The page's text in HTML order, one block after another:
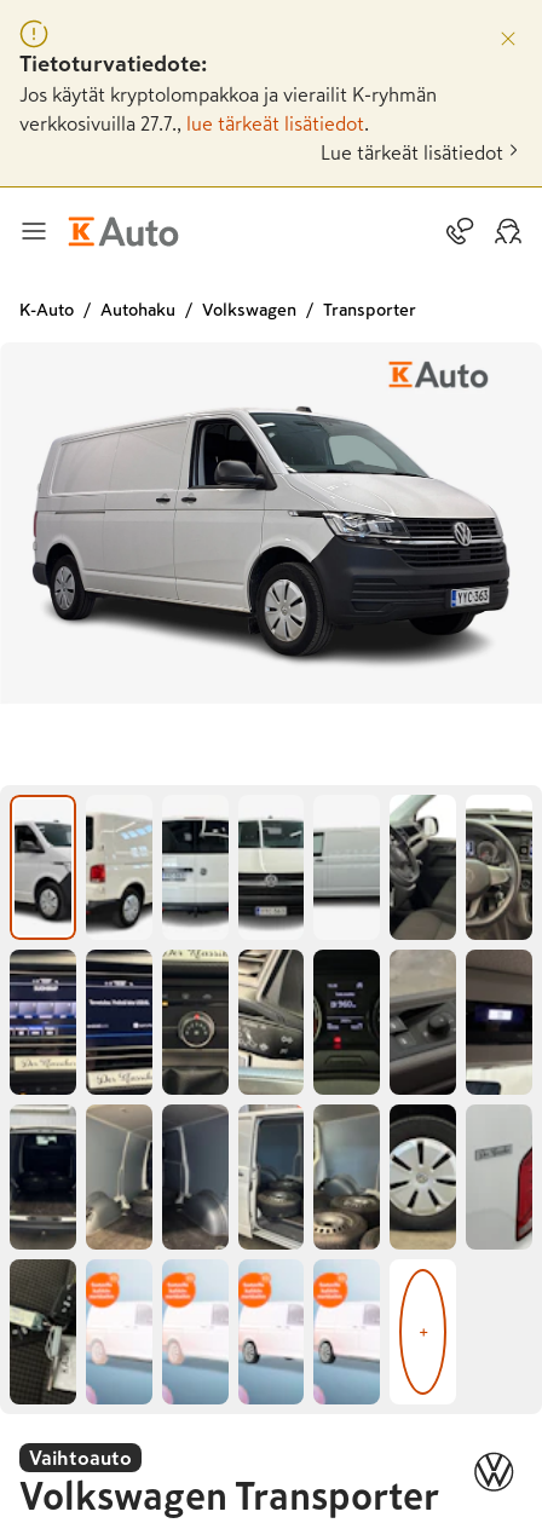
Tietoturvatiedote:
Jos käytät kryptolompakkoa ja vierailit K-ryhmän
verkkosivuilla 27.7.,
lue tärkeät lisätiedot
Lue tärkeät lisätiedot
K-Auto Autohaku Volkswagen Transporter
+
Vaihtoauto
Volkswagen Transporter